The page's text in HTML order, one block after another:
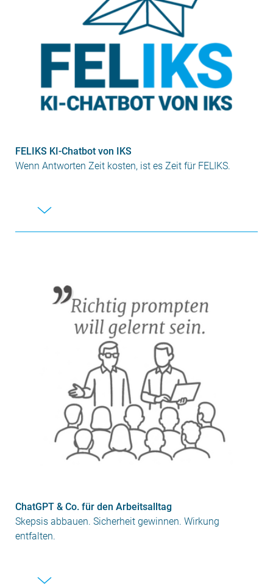
FELIKS KI-Chatbot von IKS
Wenn Antworten Zeit kosten, ist es Zeit für FELIKS.
ChatGPT & Co. für den Arbeitsalltag
Skepsis abbauen. Sicherheit gewinnen. Wirkung
entfalten.